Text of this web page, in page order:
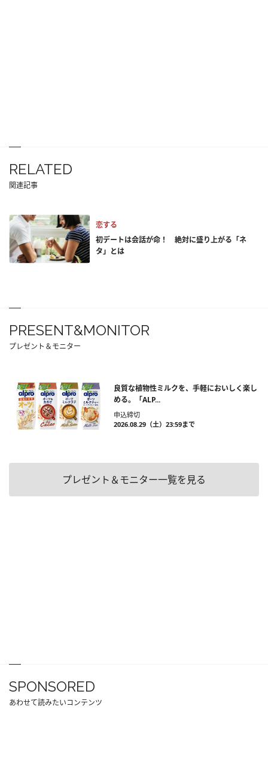
RELATED
関連記事
恋する
初デートは会話が命！ 絶対に盛り上がる「ネ
タ」とは
PRESENT&MONITOR
プレゼント＆モニター
良質な植物性ミルクを、手軽においしく楽し
める。「ALP...
申込締切
2026.08.29（土）23:59まで
プレゼント＆モニター一覧を見る
SPONSORED
あわせて読みたいコンテンツ